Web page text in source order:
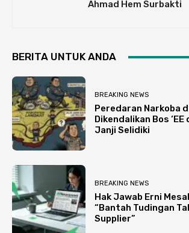
Ahmad Hem Surbakti
BERITA UNTUK ANDA
BREAKING NEWS
Peredaran Narkoba
Dikendalikan Bos ‘EE
Janji Selidiki
BREAKING NEWS
Hak Jawab Erni
“Bantah Tudingan
Supplier”